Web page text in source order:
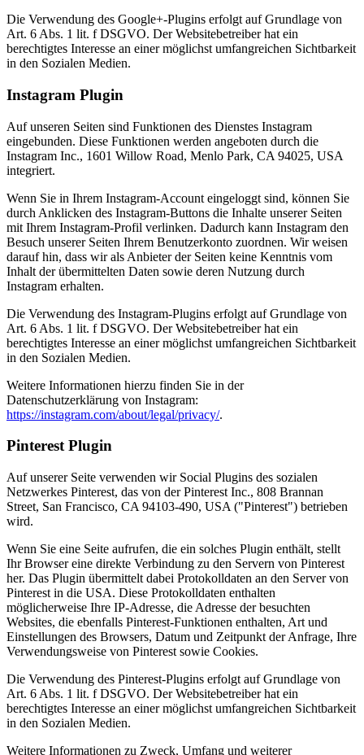
Die Verwendung des Google+-Plugins erfolgt auf Grundlage von
Art. 6 Abs. 1 lit. f DSGVO. Der Websitebetreiber hat ein
berechtigtes Interesse an einer möglichst umfangreichen Sichtbarkeit
in den Sozialen Medien.
Instagram Plugin
Auf unseren Seiten sind Funktionen des Dienstes Instagram
eingebunden. Diese Funktionen werden angeboten durch die
Instagram Inc., 1601 Willow Road, Menlo Park, CA 94025, USA
integriert.
Wenn Sie in Ihrem Instagram-Account eingeloggt sind, können Sie
durch Anklicken des Instagram-Buttons die Inhalte unserer Seiten
mit Ihrem Instagram-Profil verlinken. Dadurch kann Instagram den
Besuch unserer Seiten Ihrem Benutzerkonto zuordnen. Wir weisen
darauf hin, dass wir als Anbieter der Seiten keine Kenntnis vom
Inhalt der übermittelten Daten sowie deren Nutzung durch
Instagram erhalten.
Die Verwendung des Instagram-Plugins erfolgt auf Grundlage von
Art. 6 Abs. 1 lit. f DSGVO. Der Websitebetreiber hat ein
berechtigtes Interesse an einer möglichst umfangreichen Sichtbarkeit
in den Sozialen Medien.
Weitere Informationen hierzu finden Sie in der
Datenschutzerklärung von Instagram:
https://instagram.com/about/legal/privacy/.
Pinterest Plugin
Auf unserer Seite verwenden wir Social Plugins des sozialen
Netzwerkes Pinterest, das von der Pinterest Inc., 808 Brannan
Street, San Francisco, CA 94103-490, USA ("Pinterest") betrieben
wird.
Wenn Sie eine Seite aufrufen, die ein solches Plugin enthält, stellt
Ihr Browser eine direkte Verbindung zu den Servern von Pinterest
her. Das Plugin übermittelt dabei Protokolldaten an den Server von
Pinterest in die USA. Diese Protokolldaten enthalten
möglicherweise Ihre IP-Adresse, die Adresse der besuchten
Websites, die ebenfalls Pinterest-Funktionen enthalten, Art und
Einstellungen des Browsers, Datum und Zeitpunkt der Anfrage, Ihre
Verwendungsweise von Pinterest sowie Cookies.
Die Verwendung des Pinterest-Plugins erfolgt auf Grundlage von
Art. 6 Abs. 1 lit. f DSGVO. Der Websitebetreiber hat ein
berechtigtes Interesse an einer möglichst umfangreichen Sichtbarkeit
in den Sozialen Medien.
Weitere Informationen zu Zweck, Umfang und weiterer